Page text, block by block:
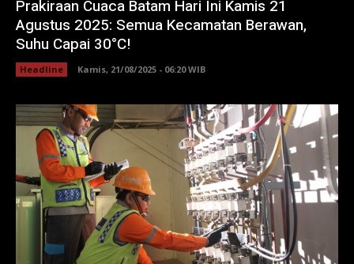
Prakiraan Cuaca Batam Hari Ini Kamis 21
Agustus 2025: Semua Kecamatan Berawan,
Suhu Capai 30°C!
Headline Kamis, 21/08/2025 - 06:20 WIB